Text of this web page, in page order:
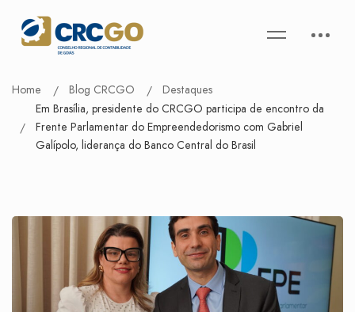
Home Blog CRCGO
Destaques
Em Brasília, presidente do CRCGO participa de encontro da
Frente Parlamentar do Empreendedorismo com Gabriel
Galípolo, liderança do Banco Central do Brasil